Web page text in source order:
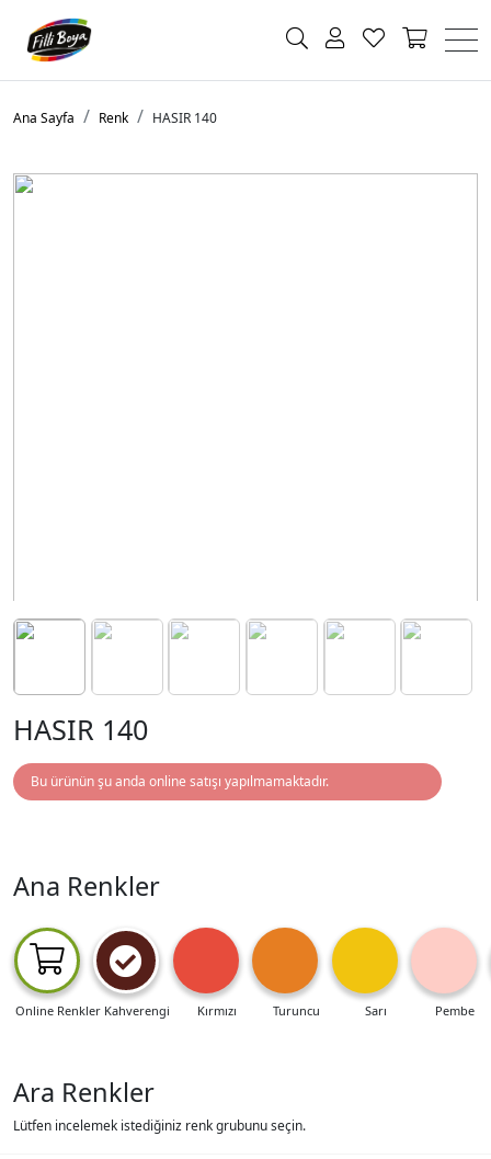
Ana Sayfa Renk HASIR 140
HASIR 140
Bu ürünün şu anda online satışı yapılmamaktadır.
Ana Renkler
Online Renkler Kahverengi Kırmızı Turuncu Sarı Pembe
Ara Renkler
Lütfen incelemek istediğiniz renk grubunu seçin.